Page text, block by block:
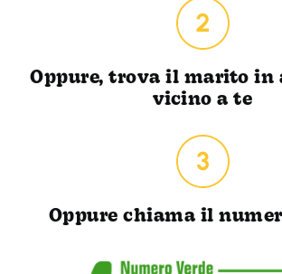
Oppure, trova il marito
vicino a te
Oppure chiama il